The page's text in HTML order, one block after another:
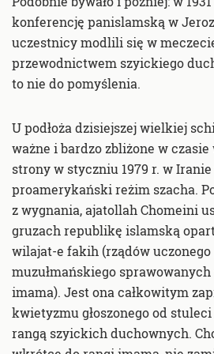
konferencję panislamską w
uczestnicy modlili się w
przewodnictwem szyickiego
to nie do pomyślenia.
U podłoża dzisiejszej wielkiej
ważne i bardzo zbliżone w
strony w styczniu 1979 r. w Iranie
proamerykański reżim szacha.
z wygnania, ajatollah Chomeini
gruzach republikę islamską
wilajat-e fakih (rządów
muzułmańskiego
imama). Jest ona całkowitym
kwietyzmu głoszonego od
rangą szyickich duchownych.